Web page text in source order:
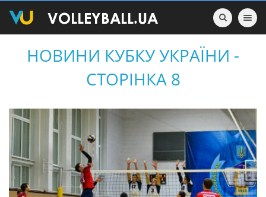
Toggle
НОВИНИ КУБКУ УКРАЇНИ -
СТОРІНКА 8